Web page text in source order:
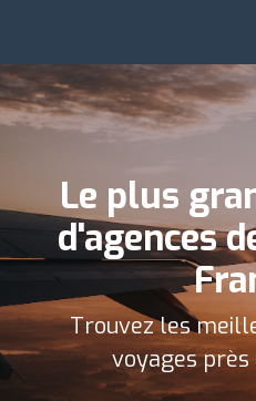
Le plus
d'agences
Trouvez les
voyages près